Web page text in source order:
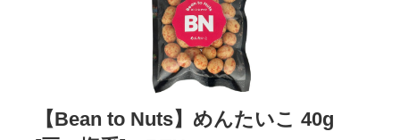
【Bean to Nuts】めんたいこ 40g